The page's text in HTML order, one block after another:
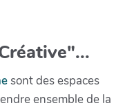
sont des espaces
ensemble de la